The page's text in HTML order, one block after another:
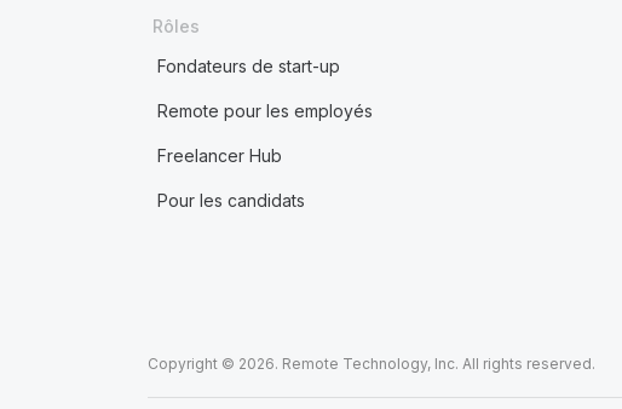
Rôles
Fondateurs de start-up
Remote pour les employés
Freelancer Hub
Pour les candidats
Copyright © 2026. Remote Technology, Inc. All rights reserved.